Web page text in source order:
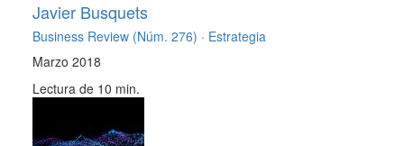
Javier Busquets
Business Review (Núm. 276) · Estrategia
Marzo 2018
Lectura de 10 min.